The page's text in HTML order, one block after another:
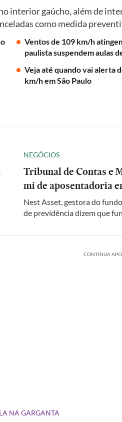
interior gaúcho, além de
como medida
Ventos de 109 km/h
paulista suspendem aulas
Veja até quando vai alerta
km/h em São Paulo
NEGÓCIOS
Tribunal de Contas e
mi de aposentadoria
Nest Asset, gestora do
de previdência dizem que
CONTINUA
NA GARGANTA